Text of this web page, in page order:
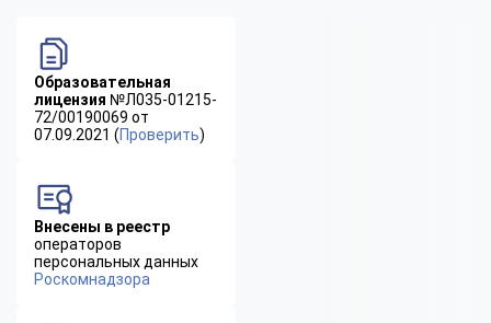
Образовательная
лицензия №Л035-01215-
72/00190069 от
07.09.2021 (Проверить)
Внесены в реестр
операторов
персональных данных
Роскомнадзора